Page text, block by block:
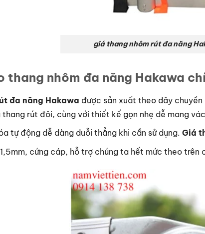
giá thang nhôm rút đa năng
thang nhôm đa năng Hakawa
đa năng Hakawa được sản xuất theo dây
rút đôi, cùng với thiết kế gọn nhẹ dễ mang
tự động dễ dàng duỗi thẳng khi cần sử dụng. Giá
cứng cáp, hỗ trợ chúng ta hết mức theo trên